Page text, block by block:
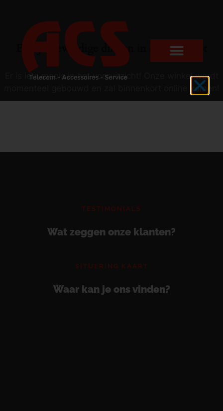
Er zijn geweldige dingen in het verschiet
Er is iets moois in het vooruitzicht! Onze winkel wordt
momenteel gebouwd en zal binnenkort online komen!
TESTIMONIALS
Wat zeggen onze klanten?
SITUERING KAART
Waar kan je ons vinden?